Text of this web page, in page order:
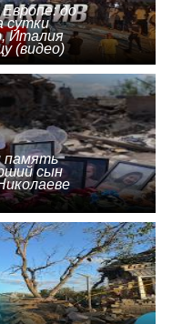
до
сутки
Италия
(видео)
память
сын